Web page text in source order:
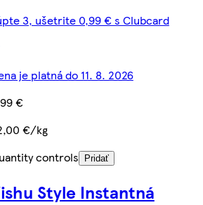
3, ušetrite 0,99 € s Clubcard
je platná do 11. 8. 2026
€
€/kg
controls
Pridať
Style Instantná